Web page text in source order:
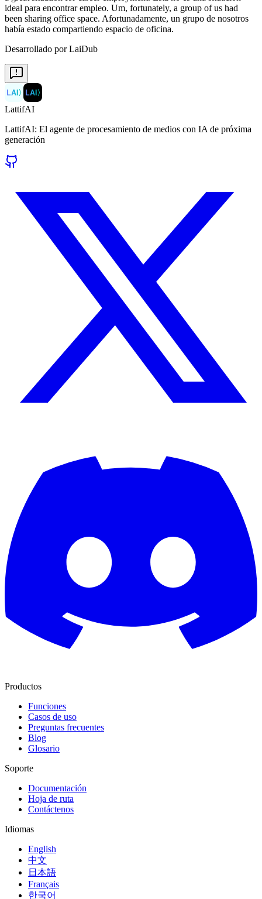
Desarrollado por LaiDub
LAI〉 LAI〉
LattifAI
LattifAI: El agente de procesamiento de medios con IA de próxima
generación
Productos
Funciones
Casos de uso
Preguntas frecuentes
Blog
Glosario
Soporte
Documentación
Hoja de ruta
Contáctenos
Idiomas
English
中文
日本語
Français
한국어